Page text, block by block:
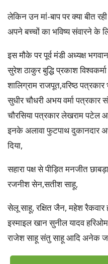
लेकिन उन मां-बाप पर क्या बीत
अपने बच्चों का भविष्य संवारने के
इस मौके पर पूर्व मंडी अध्यक्ष
सुरेश ठाकुर बुद्धि प्रकाश
शालिग्राम राजपूत,वरिष्ठ
सुधीर चौधरी अभय वर्मा पत्रकार
चौरसिया पत्रकार लेखराम पटेल
इनके अलावा फुटपाथ दुकानदार
दिया,
सहारा पक्ष से पीड़ित मनजीत
रजनीश सेन,सतीश साहू,
सेलू साहू, रक्षित जैन, महेश
इस्माइल खान सुनील यादव
राजेश साहू संतु साहू आदि अनेक